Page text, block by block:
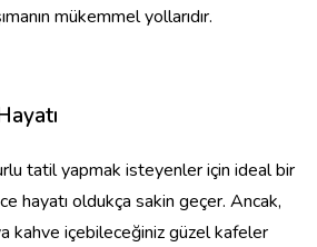
mükemmel yollarıdır.
tatil yapmak isteyenler için ideal bir
hayatı oldukça sakin geçer. Ancak,
kahve içebileceğiniz güzel kafeler